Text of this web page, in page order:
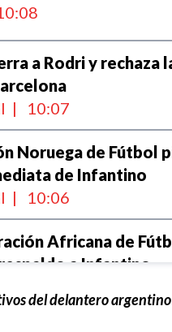
a Rodri y rechaza
| 10:07
Noruega de Fútbol
de Infantino
| 10:06
Africana de
a Infantino
del delantero